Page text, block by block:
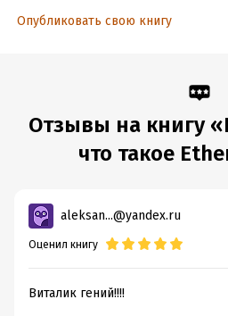
ISBN (EAN): 9785604829585
Опубликовать свою книгу
Отзывы на книгу
что такое
aleksan...@yandex.ru
Оценил книгу
Виталик гений!!!!